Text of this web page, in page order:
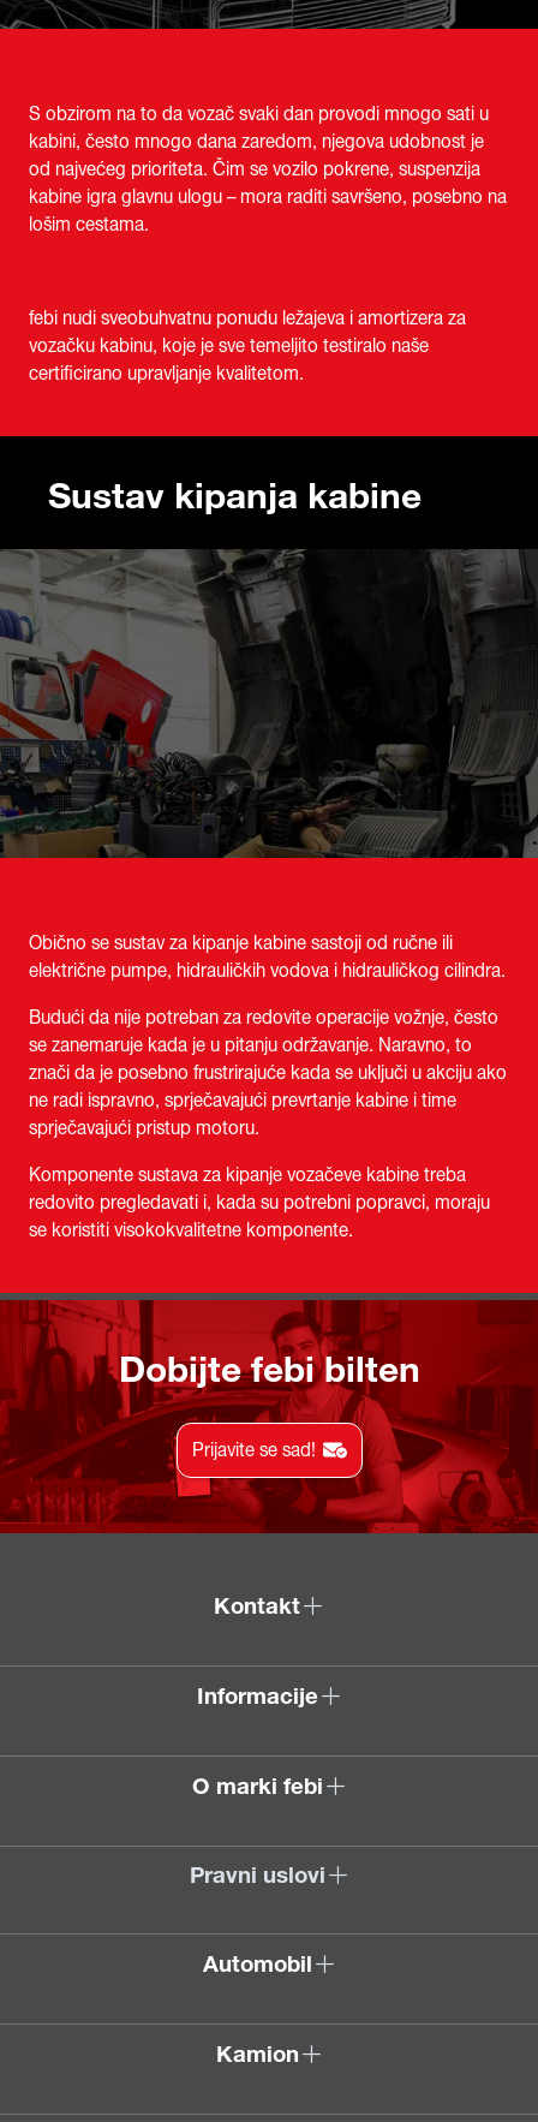
S obzirom na to da vozač svaki dan provodi mnogo sati u
kabini, često mnogo dana zaredom, njegova udobnost je
od najvećeg prioriteta. Čim se vozilo pokrene, suspenzija
kabine igra glavnu ulogu – mora raditi savršeno, posebno na
lošim cestama.
febi nudi sveobuhvatnu ponudu ležajeva i amortizera za
vozačku kabinu, koje je sve temeljito testiralo naše
certificirano upravljanje kvalitetom.
Sustav kipanja kabine
Obično se sustav za kipanje kabine sastoji od ručne ili
električne pumpe, hidrauličkih vodova i hidrauličkog cilindra.
Budući da nije potreban za redovite operacije vožnje, često
se zanemaruje kada je u pitanju održavanje. Naravno, to
znači da je posebno frustrirajuće kada se uključi u akciju ako
ne radi ispravno, sprječavajući prevrtanje kabine i time
sprječavajući pristup motoru.
Komponente sustava za kipanje vozačeve kabine treba
redovito pregledavati i, kada su potrebni popravci, moraju
se koristiti visokokvalitetne komponente.
Dobijte febi bilten
Prijavite se sad!
Kontakt
Informacije
O marki febi
Pravni uslovi
Automobil
Kamion